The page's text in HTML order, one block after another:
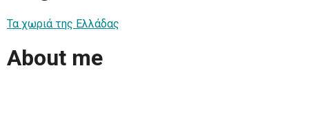
Τα χωριά της Ελλάδας
About me